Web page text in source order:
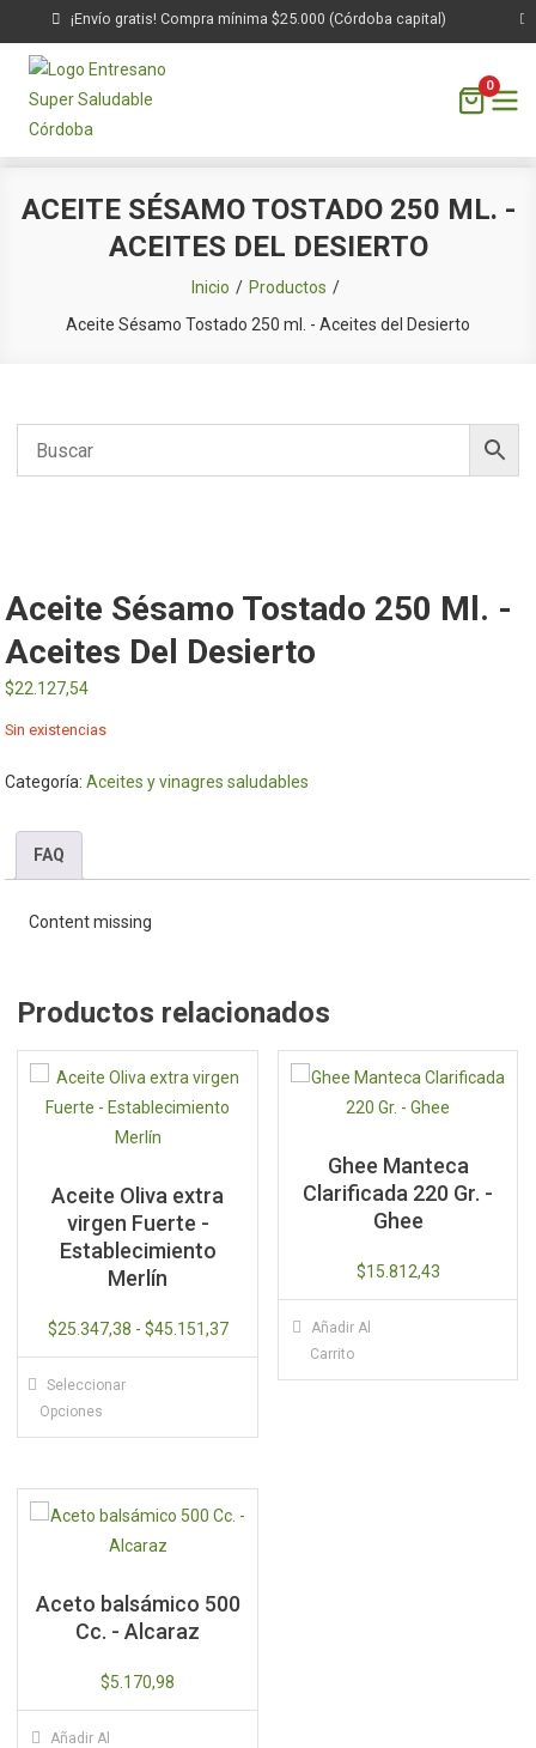
¡Envío gratis! Compra mínima $25.000 (Córdoba capital)
0
ACEITE SÉSAMO TOSTADO 250 ML. -
ACEITES DEL DESIERTO
Inicio
Productos
Aceite Sésamo Tostado 250 ml. - Aceites del Desierto
Aceite Sésamo Tostado 250 Ml. -
Aceites Del Desierto
$22.127,54
Sin existencias
Categoría:Aceites y vinagres saludables
FAQ
Content missing
Productos relacionados
Aceite Oliva extra
virgen Fuerte -
Establecimiento
Merlín
$25.347,38 - $45.151,37Rango
de
Seleccionar
Opciones
variantes.
Las
pueden
elegir
Ghee Manteca
Clarificada 220 Gr. -
Ghee
$15.812,43
Añadir Al
Carrito
Aceto balsámico 500
Cc. - Alcaraz
$5.170,98
Añadir Al